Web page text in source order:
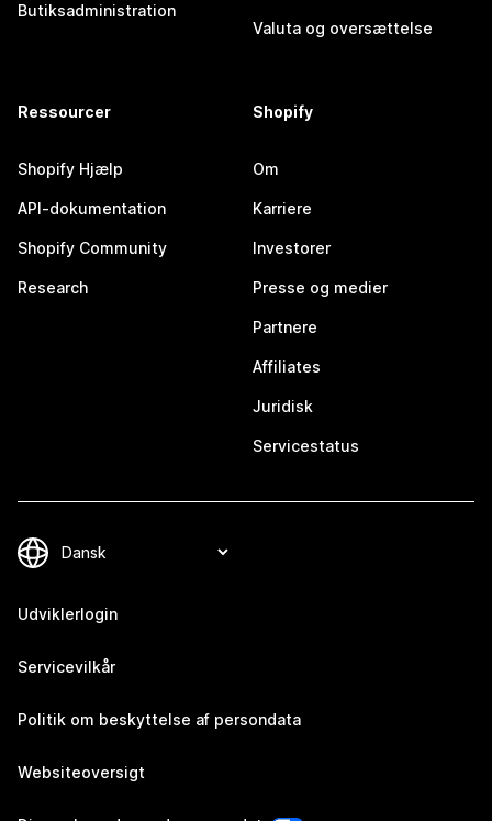
Butiksadministration
Valuta og oversættelse
Ressourcer
Shopify Hjælp
API-dokumentation
Shopify Community
Research
Shopify
Om
Karriere
Investorer
Presse og medier
Partnere
Affiliates
Juridisk
Servicestatus
Udviklerlogin
Servicevilkår
Politik om beskyttelse af persondata
Websiteoversigt